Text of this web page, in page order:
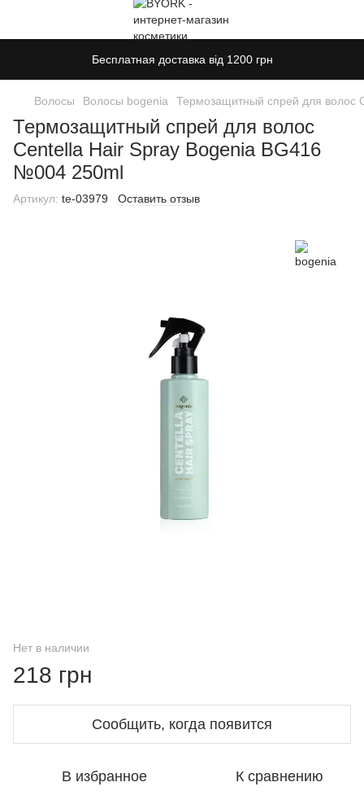
Бесплатная доставка від 1200 грн
Волосы Волосы bogenia Термозащитный спрей для волос
Термозащитный спрей для волос
Centella Hair Spray Bogenia BG416
№004 250ml
Артикул: te-03979 Оставить отзыв
Нет в наличии
218 грн
Сообщить, когда появится
В избранное К сравнению